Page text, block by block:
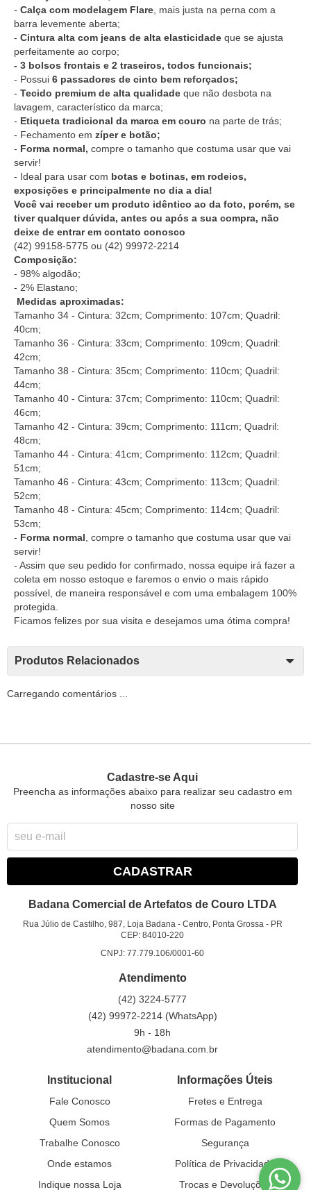
- Calça com modelagem Flare , mais justa na perna com a
barra levemente aberta;
- Cintura alta com jeans de alta elasticidade que se ajusta
perfeitamente ao corpo;
- 3 bolsos frontais e 2 traseiros, todos funcionais;
- Possui 6 passadores de cinto bem reforçados;
- Tecido premium de alta qualidade que não desbota na
lavagem, característico da marca;
- Etiqueta tradicional da marca em couro na parte de trás;
- Fechamento em zíper e botão;
- Forma normal, compre o tamanho que costuma usar que vai
servir!
- Ideal para usar com botas e botinas, em rodeios,
exposições e principalmente no dia a dia!
Você vai receber um produto idêntico ao da foto, porém, se
tiver qualquer dúvida, antes ou após a sua compra, não
deixe de entrar em contato conosco
(42) 99158-5775 ou (42) 99972-2214
Composição:
- 98% algodão;
- 2% Elastano;
Medidas aproximadas:
Tamanho 34 - Cintura: 32cm; Comprimento: 107cm; Quadril:
40cm;
Tamanho 36 - Cintura: 33cm; Comprimento: 109cm; Quadril:
42cm;
Tamanho 38 - Cintura: 35cm; Comprimento: 110cm; Quadril:
44cm;
Tamanho 40 - Cintura: 37cm; Comprimento: 110cm; Quadril:
46cm;
Tamanho 42 - Cintura: 39cm; Comprimento: 111cm; Quadril:
48cm;
Tamanho 44 - Cintura: 41cm; Comprimento: 112cm; Quadril:
51cm;
Tamanho 46 - Cintura: 43cm; Comprimento: 113cm; Quadril:
52cm;
Tamanho 48 - Cintura: 45cm; Comprimento: 114cm; Quadril:
53cm;
- Forma normal , compre o tamanho que costuma usar que vai
servir!
- Assim que seu pedido for confirmado, nossa equipe irá fazer a
coleta em nosso estoque e faremos o envio o mais rápido
possível, de maneira responsável e com uma embalagem 100%
protegida.
Ficamos felizes por sua visita e desejamos uma ótima compra!
Produtos Relacionados
Carregando comentários ...
Cadastre-se Aqui
Preencha as informações abaixo para realizar seu cadastro em
nosso site
CADASTRAR
Badana Comercial de Artefatos de Couro LTDA
Rua Júlio de Castilho, 987, Loja Badana- Centro, Ponta Grossa- PR
CEP: 84010-220
CNPJ: 77.779.106/0001-60
Atendimento
(42) 3224-5777
(42) 99972-2214 (WhatsApp)
9h - 18h
atendimento@badana.com.br
Institucional
Fale Conosco
Quem Somos
Trabalhe Conosco
Onde estamos
Indique nossa Loja
Informações Úteis
Fretes e Entrega
Formas de Pagamento
Segurança
Política de Privacidade
Trocas e Devoluções